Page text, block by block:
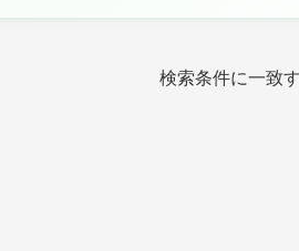
検索条件に一致